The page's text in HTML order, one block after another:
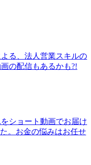
る、法人営業スキルの
の配信もあるかも?!
ショート動画でお届け
。お金の悩みはお任せ